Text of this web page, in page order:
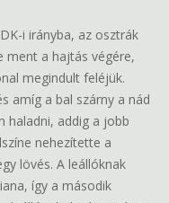
i irányba, az osztrák
ment a hajtás végére,
megindult feléjük.
amíg a bal szárny a nád
haladni, addig a jobb
nehezítette a
lövés. A leállóknak
így a második